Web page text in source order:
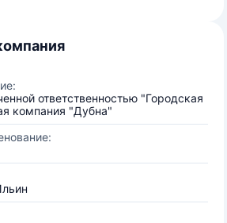
ответственностью "Городская
компания "Дубна"